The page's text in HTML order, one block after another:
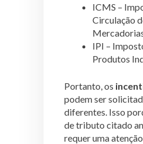
ICMS –
Circulação
IPI –
Produtos
Portanto, os
podem ser
diferentes. Isso
de tributo citado
requer uma